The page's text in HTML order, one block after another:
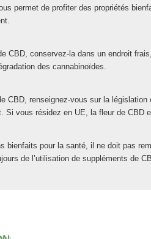
permet de profiter des propriétés
CBD, conservez-la dans un endroit
des cannabinoïdes.
CBD, renseignez-vous sur la
Si vous résidez en UE, la fleur de CBD
bienfaits pour la santé, il ne doit pas
de l’utilisation de suppléments de